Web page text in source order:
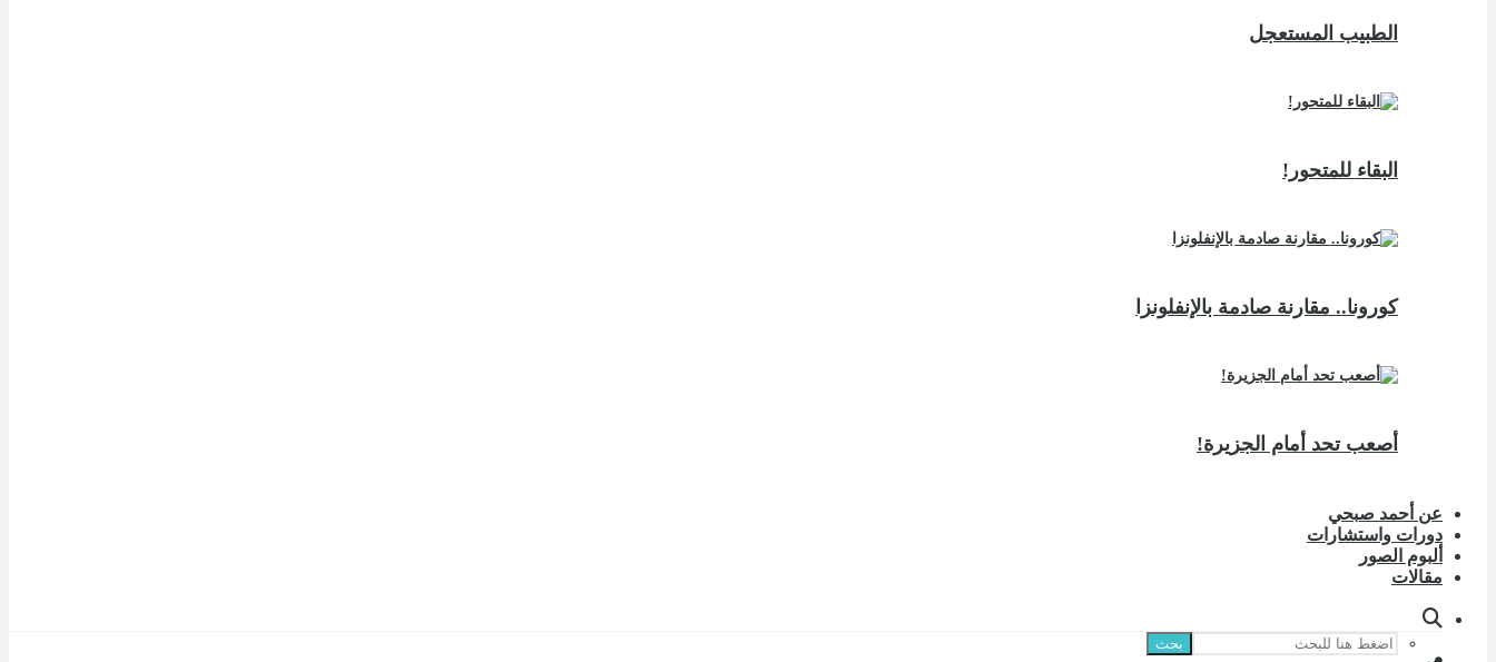
الطبيب المستعجل
البقاء للمتحور!
كورونا.. مقارنة صادمة بالإنفلونزا
أصعب تحد أمام الجزيرة!
عن أحمد صبحي
دورات واستشارات
ألبوم الصور
مقالات
بحث